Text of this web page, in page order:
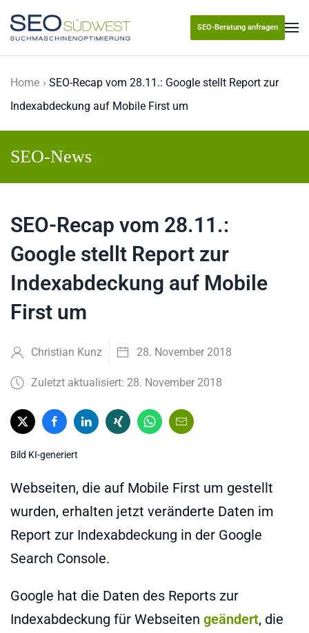
Skip to main content
SEO-Beratung anfragen
Home
SEO-Recap vom 28.11.: Google stellt Report zur
Indexabdeckung auf Mobile First um
SEO-News
SEO-Recap vom 28.11.:
Google stellt Report zur
Indexabdeckung auf Mobile
First um
Christian Kunz 28. November 2018
Zuletzt aktualisiert: 28. November 2018
Bild KI-generiert
Webseiten, die auf Mobile First um gestellt
wurden, erhalten jetzt veränderte Daten im
Report zur Indexabdeckung in der Google
Search Console.
Google hat die Daten des Reports zur
Indexabdeckung für Webseiten geändert, die